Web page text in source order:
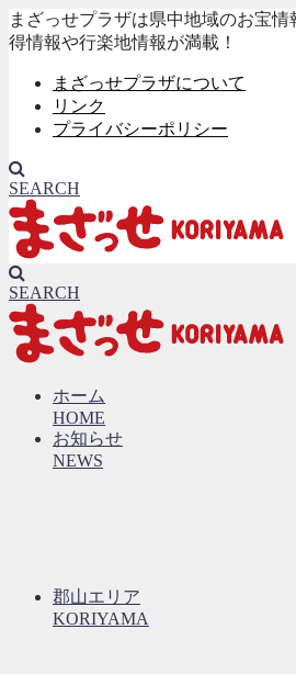
まざっせプラザは県中地域のお宝
得情報や行楽地情報が満載！
まざっせプラザについて
リンク
プライバシーポリシー
SEARCH
SEARCH
ホーム
HOME
お知らせ
NEWS
郡山エリア
KORIYAMA